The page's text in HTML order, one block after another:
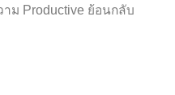
ม Productive ย้อนกลับ